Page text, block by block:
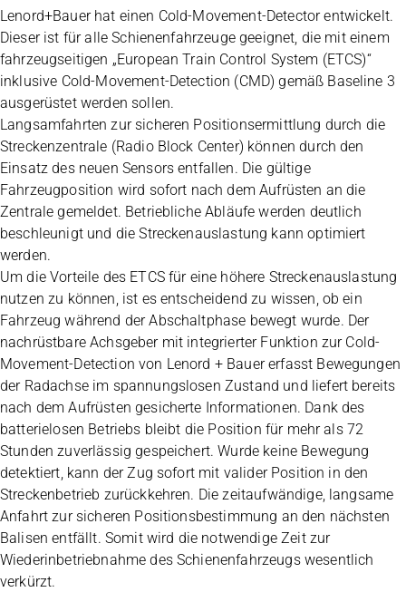
Lenord+Bauer hat einen Cold-Movement-Detector entwickelt.
Dieser ist für alle Schienenfahrzeuge geeignet, die mit einem
fahrzeugseitigen „European Train Control System (ETCS)“
inklusive Cold-Movement-Detection (CMD) gemäß Baseline 3
ausgerüstet werden sollen.
Langsamfahrten zur sicheren Positionsermittlung durch die
Streckenzentrale (Radio Block Center) können durch den
Einsatz des neuen Sensors entfallen. Die gültige
Fahrzeugposition wird sofort nach dem Aufrüsten an die
Zentrale gemeldet. Betriebliche Abläufe werden deutlich
beschleunigt und die Streckenauslastung kann optimiert
werden.
Um die Vorteile des ETCS für eine höhere Streckenauslastung
nutzen zu können, ist es entscheidend zu wissen, ob ein
Fahrzeug während der Abschaltphase bewegt wurde. Der
nachrüstbare Achsgeber mit integrierter Funktion zur Cold-
Movement-Detection von Lenord + Bauer erfasst Bewegungen
der Radachse im spannungslosen Zustand und liefert bereits
nach dem Aufrüsten gesicherte Informationen. Dank des
batterielosen Betriebs bleibt die Position für mehr als 72
Stunden zuverlässig gespeichert. Wurde keine Bewegung
detektiert, kann der Zug sofort mit valider Position in den
Streckenbetrieb zurückkehren. Die zeitaufwändige, langsame
Anfahrt zur sicheren Positionsbestimmung an den nächsten
Balisen entfällt. Somit wird die notwendige Zeit zur
Wiederinbetriebnahme des Schienenfahrzeugs wesentlich
verkürzt.